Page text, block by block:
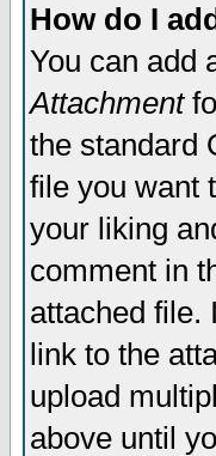
How do I
You can add
Attachment
the standard
file you want
your liking
comment in
attached file.
link to the
upload
above until